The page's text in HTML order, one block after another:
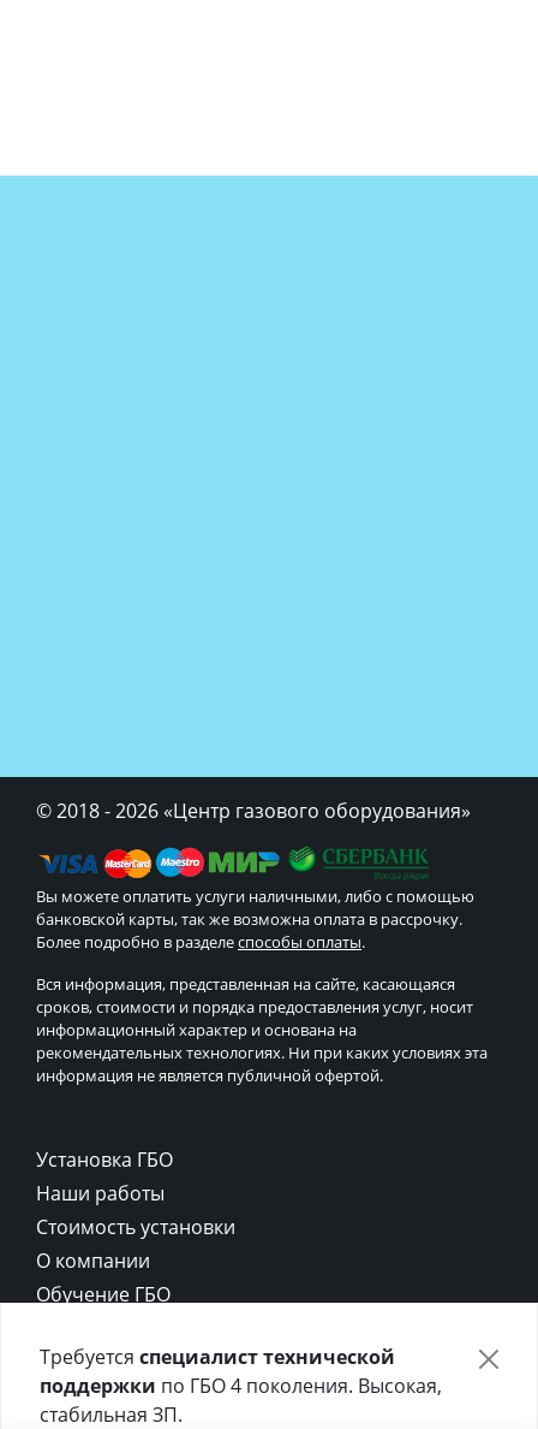
© 2018 - 2026 «Центр газового оборудования»
Вы можете оплатить услуги наличными, либо с помощью
банковской карты, так же возможна оплата в рассрочку.
Более подробно в разделеспособы оплаты.
Вся информация, представленная на сайте, касающаяся
сроков, стоимости и порядка предоставления услуг, носит
информационный характер и основана на
рекомендательных технологиях. Ни при каких условиях эта
информация не является публичной офертой.
Установка ГБО
Наши работы
Стоимость установки
О компании
Обучение ГБО
Карта сайта
Политика конфиденциальности
Требуется специалист технической
поддержки по ГБО 4 поколения. Высокая,
стабильная ЗП.